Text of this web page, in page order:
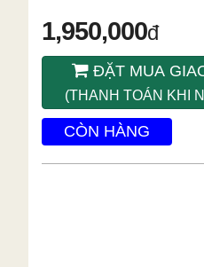
1,950,000đ
ĐẶT MUA
(THANH TOÁN KHI
CÒN HÀNG